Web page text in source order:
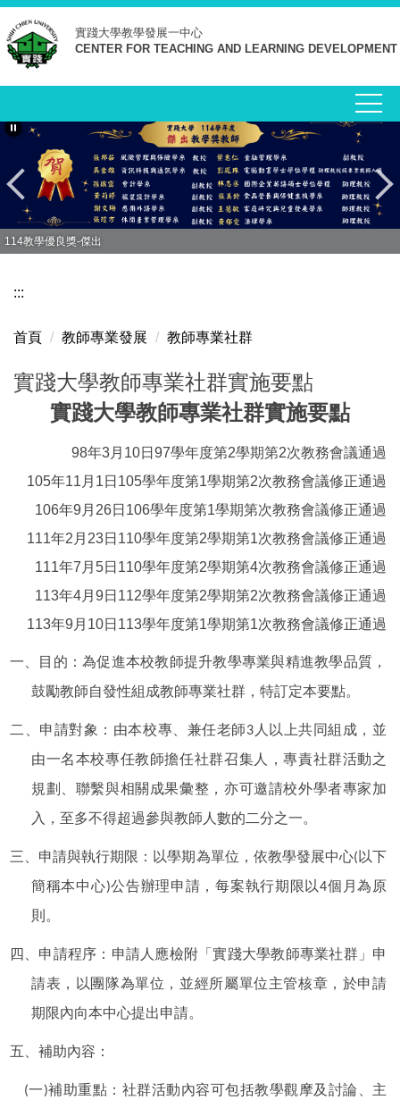
跳
到
主
要
容
實踐大學教學發展一中心
CENTER FOR TEACHING AND LEARNING DEVELOPMENT
114教學優良獎-傑出
:::
首頁 教師專業發展 教師專業社群
實踐大學教師專業社群實施要點
實踐大學教師專業社群實施要點
98年3月10日97學年度第2學期第2次教務會議通過
105年11月1日105學年度第1學期第2次教務會議修正通過
106年9月26日106學年度第1學期第次教務會議修正通過
111年2月23日110學年度第2學期第1次教務會議修正通過
111年7月5日110學年度第2學期第4次教務會議修正通過
113年4月9日112學年度第2學期第2次教務會議修正通過
113年9月10日113學年度第1學期第1次教務會議修正通過
一、目的：為促進本校教師提升教學專業與精進教學品質，
鼓勵教師自發性組成教師專業社群，特訂定本要點。
二、申請對象：由本校專、兼任老師3人以上共同組成，並
由一名本校專任教師擔任社群召集人，專責社群活動之
規劃、聯繫與相關成果彙整，亦可邀請校外學者專家加
入，至多不得超過參與教師人數的二分之一。
三、申請與執行期限：以學期為單位，依教學發展中心(以下
簡稱本中心)公告辦理申請，每案執行期限以4個月為原
則。
四、申請程序：申請人應檢附「實踐大學教師專業社群」申
請表，以團隊為單位，並經所屬單位主管核章，於申請
期限內向本中心提出申請。
五、補助內容：
(一)補助重點：社群活動內容可包括教學觀摩及討論、主